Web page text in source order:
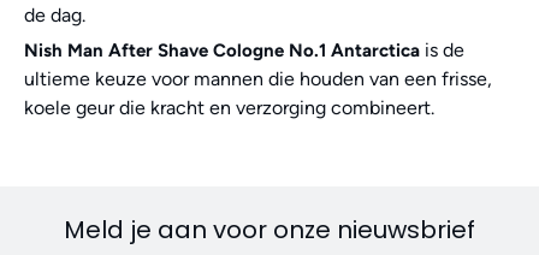
de dag.
Nish Man After Shave Cologne No.1 Antarctica is de
ultieme keuze voor mannen die houden van een frisse,
koele geur die kracht en verzorging combineert.
Meld je aan voor onze nieuwsbrief